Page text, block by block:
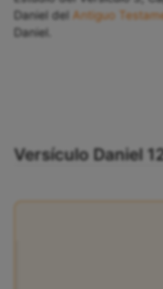
Daniel del Antiguo
Daniel.
Versículo Daniel